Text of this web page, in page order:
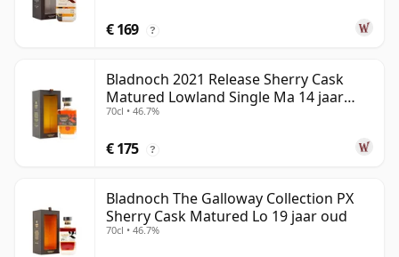
€ 169 ?
Bladnoch 2021 Release Sherry Cask
Matured Lowland Single Ma 14 jaar
oud
70cl • 46.7%
€ 175 ?
Bladnoch The Galloway Collection PX
Sherry Cask Matured Lo 19 jaar oud
70cl • 46.7%